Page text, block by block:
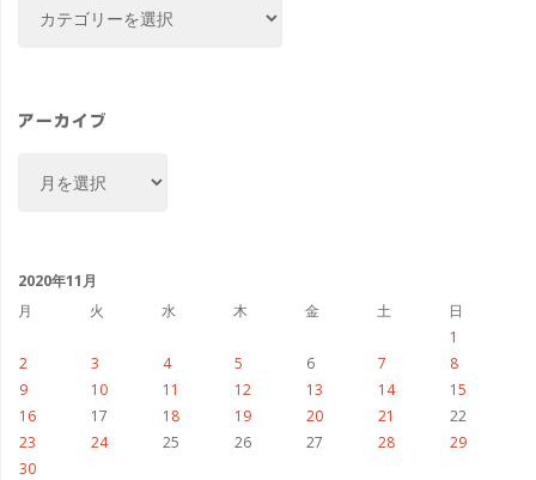
ー
アーカイブ
ブ
2020年11月
月
火 水 木 金 土
日
1
2
3 4 5 6 7
8
9
10 11 12 13 14
15
16
17 18 19 20 21
22
23
24 25 26 27 28
29
30